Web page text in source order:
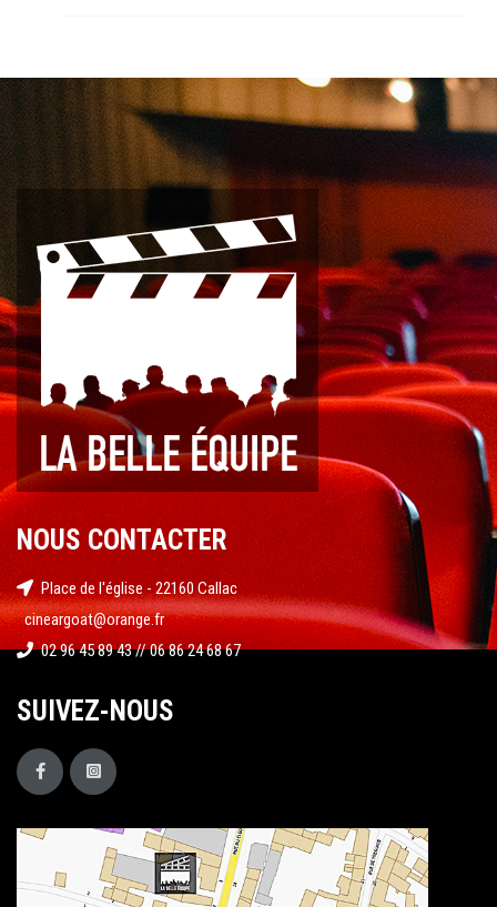
NOUS CONTACTER
Place de l'église - 22160 Callac
cineargoat@orange.fr
02 96 45 89 43 // 06 86 24 68 67
SUIVEZ-NOUS